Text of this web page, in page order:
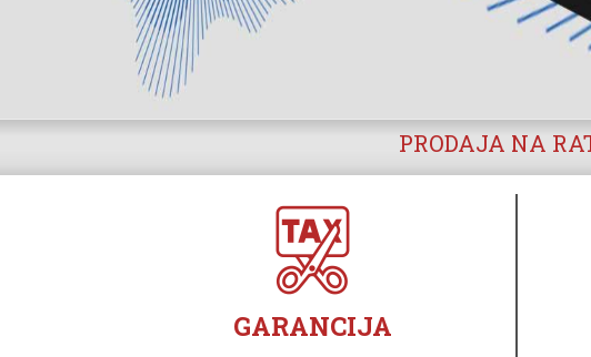
PRODAJA NA
GARANCIJA